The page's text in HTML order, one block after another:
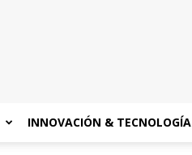
INNOVACIÓN & TECNOLOGÍA